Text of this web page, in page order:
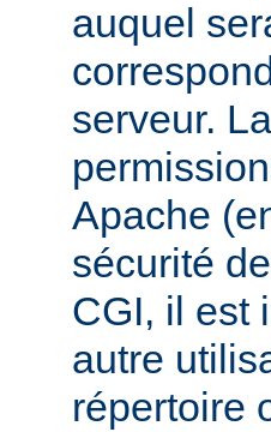
auquel
serveur.
Apache
sécurité
CGI, il est
autre
répertoire